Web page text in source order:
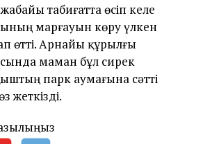
табиғатта өсіп келе
марғауын көру үлкен
өтті. Арнайы құрылғы
маман бұл сирек
парк аумағына сәтті
жеткізді.